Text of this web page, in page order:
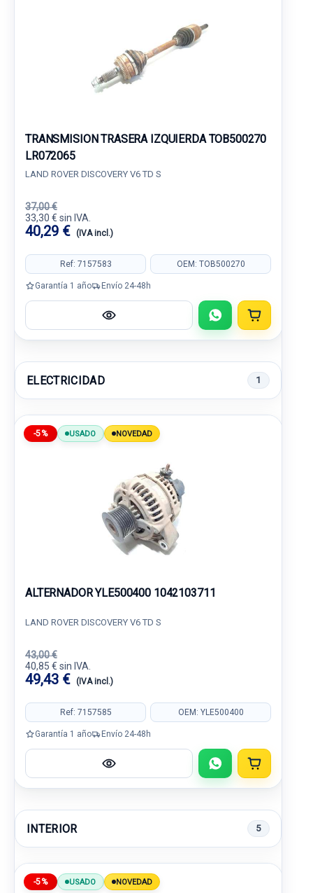
TRANSMISION TRASERA IZQUIERDA TOB500270
LR072065
LAND ROVER DISCOVERY V6 TD S
37,00 €
33,30 € sin IVA.
40,29 € (IVA incl.)
Ref: 7157583 OEM: TOB500270
Garantía 1 año Envío 24-48h
ELECTRICIDAD 1
-5% USADO NOVEDAD
ALTERNADOR YLE500400 1042103711
LAND ROVER DISCOVERY V6 TD S
43,00 €
40,85 € sin IVA.
49,43 € (IVA incl.)
Ref: 7157585 OEM: YLE500400
Garantía 1 año Envío 24-48h
INTERIOR 5
-5% USADO NOVEDAD